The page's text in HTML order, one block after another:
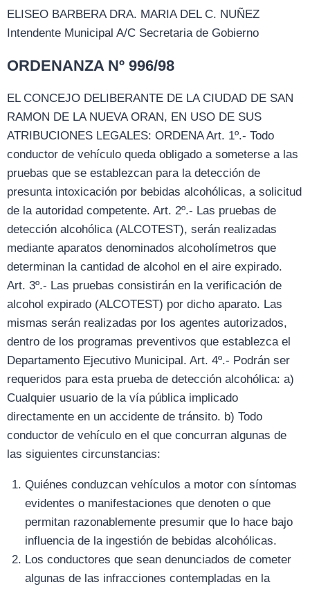
ELISEO BARBERA DRA. MARIA DEL C. NUÑEZ
Intendente Municipal A/C Secretaria de Gobierno
ORDENANZA Nº 996/98
EL CONCEJO DELIBERANTE DE LA CIUDAD DE SAN
RAMON DE LA NUEVA ORAN, EN USO DE SUS
ATRIBUCIONES LEGALES: ORDENA Art. 1º.- Todo
conductor de vehículo queda obligado a someterse a las
pruebas que se establezcan para la detección de
presunta intoxicación por bebidas alcohólicas, a solicitud
de la autoridad competente. Art. 2º.- Las pruebas de
detección alcohólica (ALCOTEST), serán realizadas
mediante aparatos denominados alcoholímetros que
determinan la cantidad de alcohol en el aire expirado.
Art. 3º.- Las pruebas consistirán en la verificación de
alcohol expirado (ALCOTEST) por dicho aparato. Las
mismas serán realizadas por los agentes autorizados,
dentro de los programas preventivos que establezca el
Departamento Ejecutivo Municipal. Art. 4º.- Podrán ser
requeridos para esta prueba de detección alcohólica: a)
Cualquier usuario de la vía pública implicado
directamente en un accidente de tránsito. b) Todo
conductor de vehículo en el que concurran algunas de
las siguientes circunstancias:
Quiénes conduzcan vehículos a motor con síntomas
evidentes o manifestaciones que denoten o que
permitan razonablemente presumir que lo hace bajo
influencia de la ingestión de bebidas alcohólicas.
Los conductores que sean denunciados de cometer
algunas de las infracciones contempladas en la